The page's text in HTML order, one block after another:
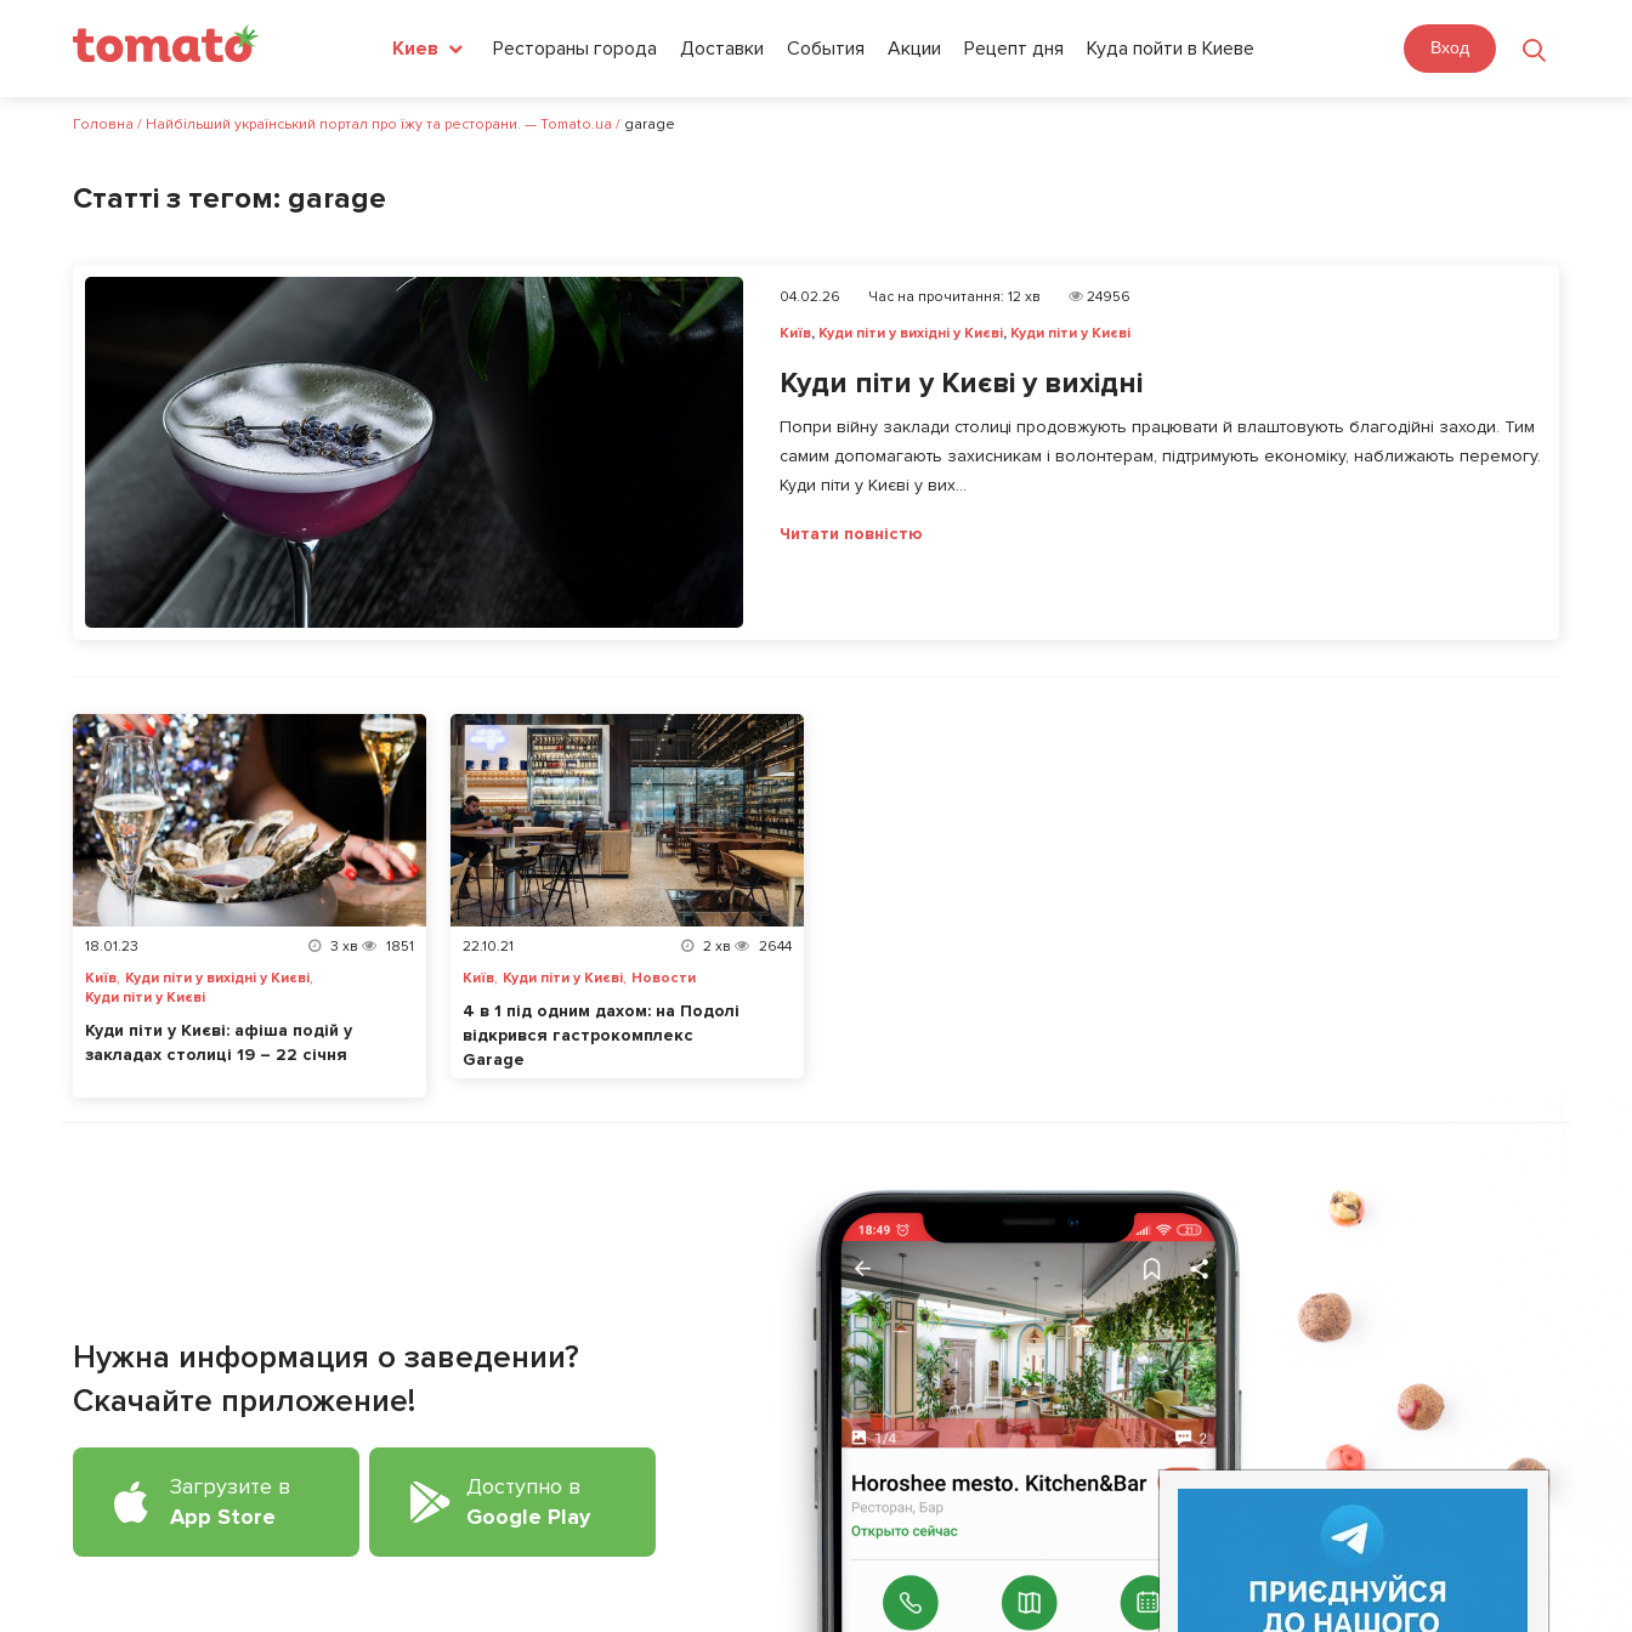
Киев Рестораны города Доставки События Акции Рецепт дня Куда пойти в Киеве Вход
Головна / Найбільший український портал про їжу та ресторани. — Tomato.ua / garage
Статті з тегом: garage
04.02.26 Час на прочитання: 12 хв
24956
Київ, Куди піти у вихідні у Києві, Куди піти у Києві
Куди піти у Києві у вихідні
Попри війну заклади столиці продовжують працювати й влаштовують благодійні заходи. Тим
самим допомагають захисникам і волонтерам, підтримують економіку, наближають перемогу.
Куди піти у Києві у вих...
Читати повністю
18.01.23 3 хв
1851
Київ, Куди піти у вихідні у Києві,
Куди піти у Києві
Куди піти у Києві: афіша подій у
закладах столиці 19 – 22 січня
22.10.21 2 хв
2644
Київ, Куди піти у Києві, Новости
4 в 1 під одним дахом: на Подолі
відкрився гастрокомплекс
Garage
Нужна информация о заведении?
Скачайте приложение!
Загрузите в
App Store
Доступно в
Google Play